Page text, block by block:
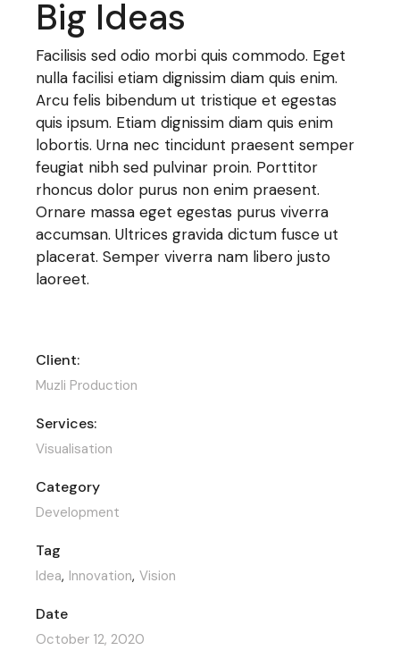
Big Ideas
Facilisis sed odio morbi quis commodo. Eget
nulla facilisi etiam dignissim diam quis enim.
Arcu felis bibendum ut tristique et egestas
quis ipsum. Etiam dignissim diam quis enim
lobortis. Urna nec tincidunt praesent semper
feugiat nibh sed pulvinar proin. Porttitor
rhoncus dolor purus non enim praesent.
Ornare massa eget egestas purus viverra
accumsan. Ultrices gravida dictum fusce ut
placerat. Semper viverra nam libero justo
laoreet.
Client:
Muzli Production
Services:
Visualisation
Category
Development
Tag
Idea Innovation Vision
Date
October 12, 2020